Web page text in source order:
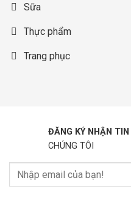
Sữa
Thực phẩm
Trang phục
ĐĂNG KÝ NHẬN TIN
CHÚNG TÔI